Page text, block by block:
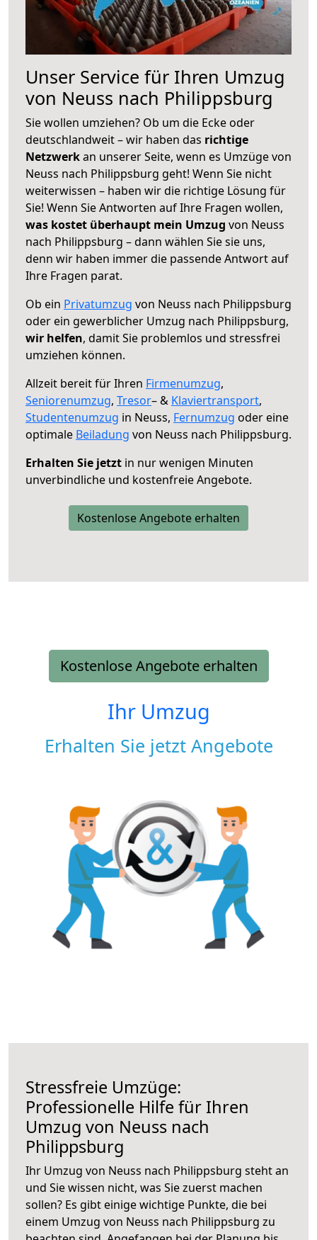
Unser Service für Ihren Umzug
von Neuss nach Philippsburg
Sie wollen umziehen? Ob um die Ecke oder
deutschlandweit – wir haben das richtige
Netzwerkan unserer Seite, wenn es Umzüge von
Neuss nach Philippsburg geht! Wenn Sie nicht
weiterwissen – haben wir die richtige Lösung für
Sie! Wenn Sie Antworten auf Ihre Fragen wollen,
was kostet überhaupt mein Umzug von Neuss
nach Philippsburg – dann wählen Sie sie uns,
denn wir haben immer die passende Antwort auf
Ihre Fragen parat.
Ob ein Privatumzug von Neuss nach Philippsburg
oder ein gewerblicher Umzug nach Philippsburg,
wir helfen, damit Sie problemlos und stressfrei
umziehen können.
Allzeit bereit für Ihren Firmenumzug,
Seniorenumzug, Tresor– & Klaviertransport,
Studentenumzug in Neuss, Fernumzug oder eine
optimale Beiladung von Neuss nach Philippsburg.
Erhalten Sie jetzt in nur wenigen Minuten
unverbindliche und kostenfreie Angebote.
Kostenlose Angebote erhalten
Kostenlose Angebote erhalten
Ihr Umzug
Erhalten Sie jetzt Angebote
Stressfreie Umzüge:
Professionelle Hilfe für Ihren
Umzug von Neuss nach
Philippsburg
Ihr Umzug von Neuss nach Philippsburg steht an
und Sie wissen nicht, was Sie zuerst machen
sollen? Es gibt einige wichtige Punkte, die bei
einem Umzug von Neuss nach Philippsburg zu